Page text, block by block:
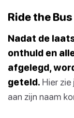
Ride the Bus
Nadat de
onthuld en
afgelegd,
geteld. Hier zie
aan zijn naam